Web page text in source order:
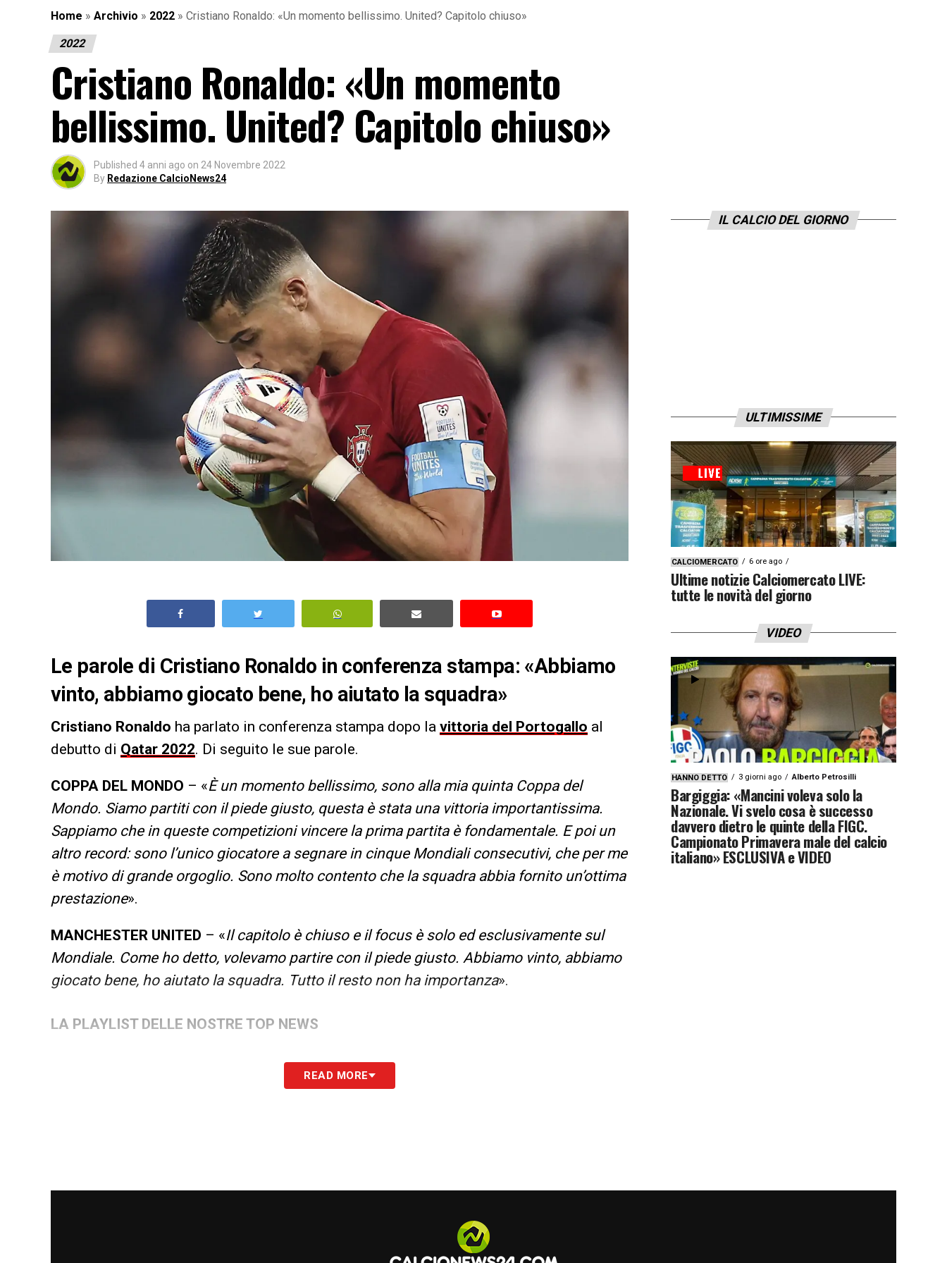
Home » Archivio » 2022 » Cristiano Ronaldo: «Un momento bellissimo. United? Capitolo chiuso»
2022
Cristiano Ronaldo: «Un momento
bellissimo. United? Capitolo chiuso»
Published 4 anni ago on 24 Novembre 2022
By Redazione CalcioNews24
Le parole di Cristiano Ronaldo in conferenza stampa: «Abbiamo
vinto, abbiamo giocato bene, ho aiutato la squadra»
Cristiano Ronaldo ha parlato in conferenza stampa dopo la vittoria del Portogallo al
debutto di Qatar 2022. Di seguito le sue parole.
COPPA DEL MONDO – «È un momento bellissimo, sono alla mia quinta Coppa del
Mondo. Siamo partiti con il piede giusto, questa è stata una vittoria importantissima.
Sappiamo che in queste competizioni vincere la prima partita è fondamentale. E poi un
altro record: sono l’unico giocatore a segnare in cinque Mondiali consecutivi, che per me
è motivo di grande orgoglio. Sono molto contento che la squadra abbia fornito un’ottima
prestazione».
MANCHESTER UNITED – «Il capitolo è chiuso e il focus è solo ed esclusivamente sul
Mondiale. Come ho detto, volevamo partire con il piede giusto. Abbiamo vinto, abbiamo
giocato bene, ho aiutato la squadra. Tutto il resto non ha importanza».
LA PLAYLIST DELLE NOSTRE TOP NEWS
READ MORE
IL CALCIO DEL GIORNO
ULTIMISSIME
CALCIOMERCATO 6 ore ago
Ultime notizie Calciomercato LIVE:
tutte le novità del giorno
VIDEO
HANNO DETTO 3 giorni ago Alberto Petrosilli
Bargiggia: «Mancini voleva solo la
Nazionale. Vi svelo cosa è successo
davvero dietro le quinte della FIGC.
Campionato Primavera male del calcio
italiano» ESCLUSIVA e VIDEO